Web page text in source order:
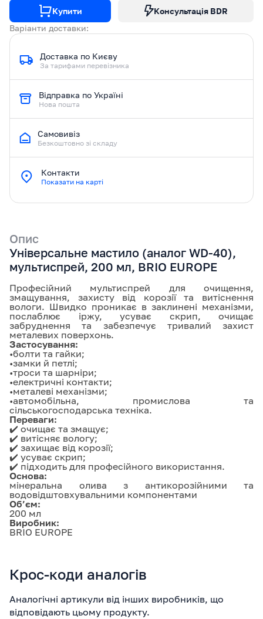
Купити
Консультація BDR
Варіанти доставки:
Доставка по Києву
За тарифами перевізника
Відправка по Україні
Нова пошта
Самовивіз
Безкоштовно зі складу
Контакти
Показати на карті
Опис
Універсальне мастило (аналог WD-40),
мультиспрей, 200 мл, BRIO EUROPE
Професійний мультиспрей для очищення,
змащування, захисту від корозії та витіснення
вологи. Швидко проникає в заклинені механізми,
послаблює іржу, усуває скрип, очищає
забруднення та забезпечує тривалий захист
металевих поверхонь.
Застосування:
•болти та гайки;
•замки й петлі;
•троси та шарніри;
•електричні контакти;
•металеві механізми;
•автомобільна, промислова та
сільськогосподарська техніка.
Переваги:
✔️ очищає та змащує;
✔️ витісняє вологу;
✔️ захищає від корозії;
✔️ усуває скрип;
✔️ підходить для професійного використання.
Основа:
мінеральна олива з антикорозійними та
водовідштовхувальними компонентами
Об’єм:
200 мл
Виробник:
BRIO EUROPE
Крос-коди аналогів
Аналогічні артикули від інших виробників, що
відповідають цьому продукту.